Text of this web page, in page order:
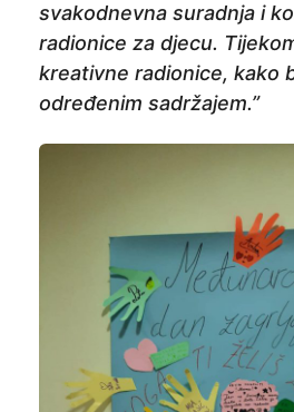
svakodnevna suradnja i
radionice za djecu.
kreativne radionice, kako
određenim sadržajem.”